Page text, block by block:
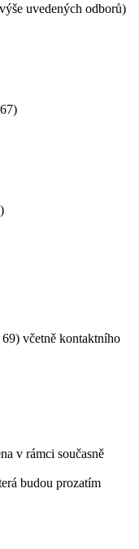
uvedených odborů)
67)
včetně kontaktního
v rámci současně
budou prozatím